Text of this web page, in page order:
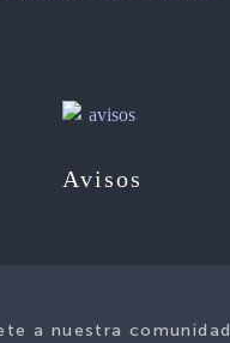
Avisos
a nuestra comunidad